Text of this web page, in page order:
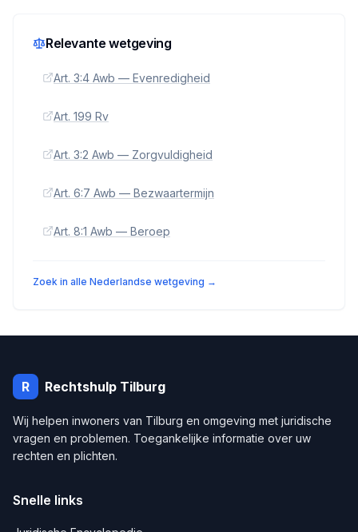
Relevante wetgeving
Art. 3:4 Awb — Evenredigheid
Art. 199 Rv
Art. 3:2 Awb — Zorgvuldigheid
Art. 6:7 Awb — Bezwaartermijn
Art. 8:1 Awb — Beroep
Zoek in alle Nederlandse wetgeving →
R Rechtshulp Tilburg
Wij helpen inwoners van Tilburg en omgeving met juridische
vragen en problemen. Toegankelijke informatie over uw
rechten en plichten.
Snelle links